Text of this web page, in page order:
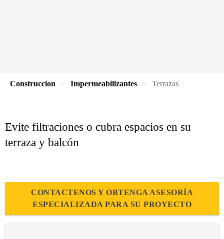
Construccion Impermeabilizantes Terrazas
Evite filtraciones o cubra espacios en su
terraza y balcón
CONTACTENOS Y OBTENGA ASESORÍA
ESPECIALIZADA PARA SU PROYECTO